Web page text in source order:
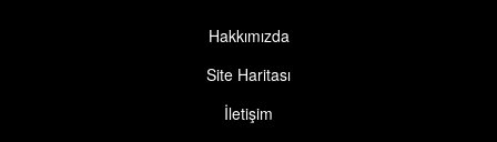
Hakkımızda
Site Haritası
İletişim